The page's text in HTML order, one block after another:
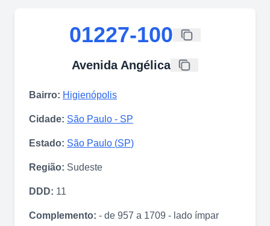
01227-100
Avenida Angélica
Bairro: Higienópolis
Cidade: São Paulo - SP
Estado: São Paulo (SP)
Região: Sudeste
DDD: 11
Complemento: - de 957 a 1709 - lado ímpar